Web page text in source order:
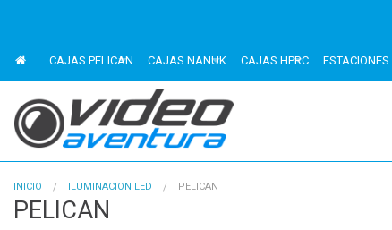
CAJAS PELICAN CAJAS NANUK CAJAS HPRC
INICIO ILUMINACION LED PELICAN
PELICAN